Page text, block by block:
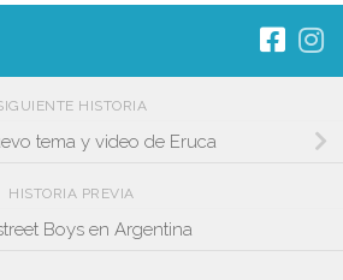
HISTORIA
tema y video de Eruca
HISTORIA PREVIA
Boys en Argentina